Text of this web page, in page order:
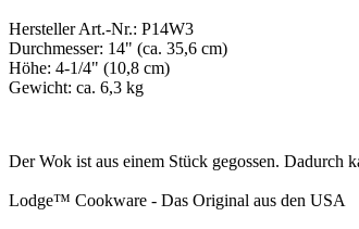
Hersteller Art.-Nr.: P14W3
Durchmesser: 14" (ca. 35,6 cm)
Höhe: 4-1/4" (10,8 cm)
Gewicht: ca. 6,3 kg
Der Wok ist aus einem Stück gegossen. Dadurch
Lodge™ Cookware - Das Original aus den USA